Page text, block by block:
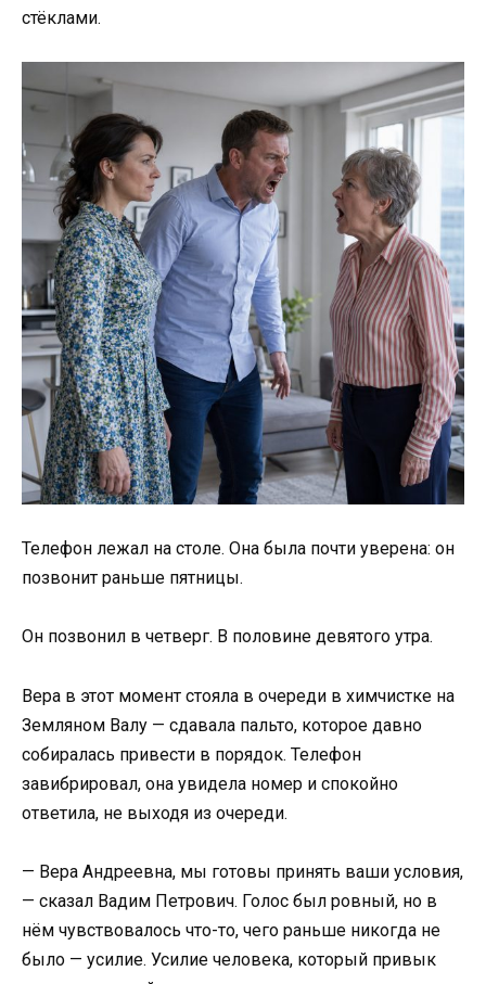
стёклами.
Телефон лежал на столе. Она была почти уверена: он
позвонит раньше пятницы.
Он позвонил в четверг. В половине девятого утра.
Вера в этот момент стояла в очереди в химчистке на
Земляном Валу — сдавала пальто, которое давно
собиралась привести в порядок. Телефон
завибрировал, она увидела номер и спокойно
ответила, не выходя из очереди.
— Вера Андреевна, мы готовы принять ваши условия,
— сказал Вадим Петрович. Голос был ровный, но в
нём чувствовалось что-то, чего раньше никогда не
было — усилие. Усилие человека, который привык